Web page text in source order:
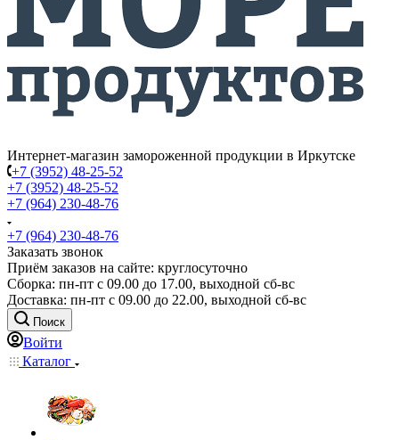
Интернет-магазин замороженной продукции в Иркутске
+7 (3952) 48-25-52
+7 (3952) 48-25-52
+7 (964) 230-48-76
+7 (964) 230-48-76
Заказать звонок
Приём заказов на сайте: круглосуточно
Сборка: пн-пт с 09.00 до 17.00, выходной сб-вс
Доставка: пн-пт с 09.00 до 22.00, выходной сб-вс
Поиск
Войти
Каталог